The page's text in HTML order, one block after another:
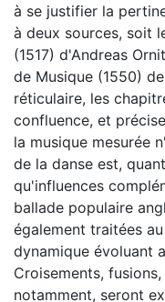
à se justifier la
à deux sources, soit
(1517) d'Andreas
de Musique (1550)
réticulaire, les
confluence, et
la musique mesurée
de la danse est,
qu'influences
ballade populaire
également traitées
dynamique évoluant
Croisements,
notamment, seront